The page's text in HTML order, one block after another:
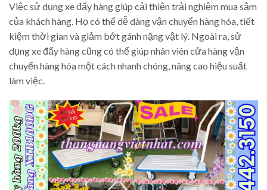
Việc sử dụng xe đẩy hàng giúp cải thiện trải nghiệm mua sắm
của khách hàng. Họ có thể dễ dàng vận chuyển hàng hóa, tiết
kiệm thời gian và giảm bớt gánh nặng vật lý. Ngoài ra, sử
dụng xe đẩy hàng cũng có thể giúp nhân viên cửa hàng vận
chuyển hàng hóa một cách nhanh chóng, nâng cao hiệu suất
làm việc.